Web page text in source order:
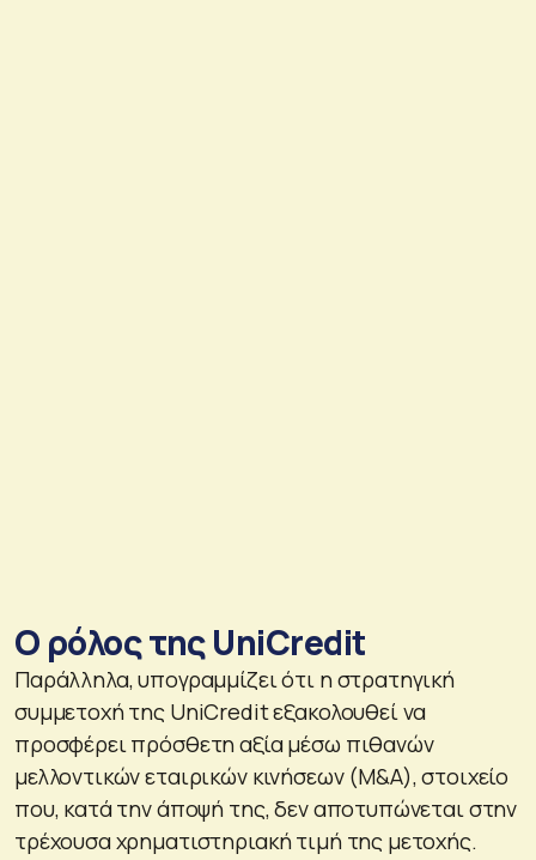
Ο ρόλος της UniCredit
Παράλληλα, υπογραμμίζει ότι η στρατηγική
συμμετοχή της UniCredit εξακολουθεί να
προσφέρει πρόσθετη αξία μέσω πιθανών
μελλοντικών εταιρικών κινήσεων (M&A), στοιχείο
που, κατά την άποψή της, δεν αποτυπώνεται στην
τρέχουσα χρηματιστηριακή τιμή της μετοχής.